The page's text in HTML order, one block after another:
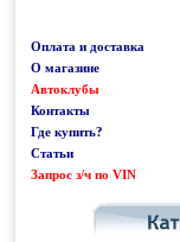
Оплата и доставка
О магазине
Автоклубы
Контакты
Где купить?
Статьи
Запрос з/ч по VIN